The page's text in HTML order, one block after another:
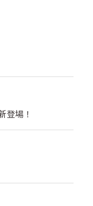
登場！